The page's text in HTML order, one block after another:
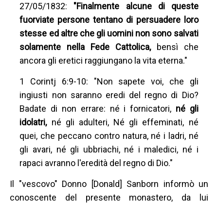
27/05/1832: "Finalmente alcune di queste
fuorviate persone tentano di persuadere loro
stesse ed altre che gli uomini non sono salvati
solamente nella Fede Cattolica, bensì che
ancora gli eretici raggiungano la vita eterna."
1 Corintj 6:9-10: "Non sapete voi, che gli
ingiusti non saranno eredi del regno di Dio?
Badate di non errare: né i fornicatori, né gli
idolatri,né gli adulteri, Né gli effeminati, né
quei, che peccano contro natura, né i ladri, né
gli avari, né gli ubbriachi, né i maledici, né i
rapaci avranno l'eredità del regno di Dio."
Il "vescovo" Donno [Donald] Sanborn informò un
conoscente del presente monastero, da lui